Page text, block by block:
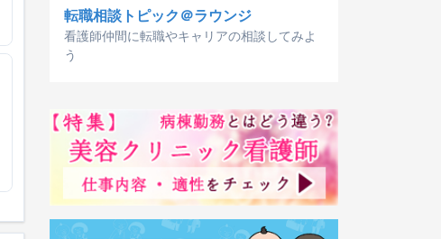
転職相談トピック＠ラウンジ
看護師仲間に転職やキャリアの相談してみよ
う